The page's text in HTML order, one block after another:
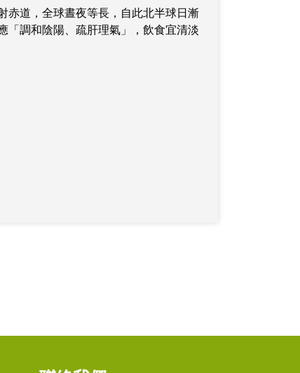
赤道，全球晝夜等長，自此北半球日漸
「調和陰陽、疏肝理氣」，飲食宜清淡